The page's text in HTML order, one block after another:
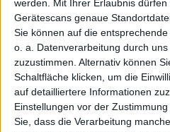
werden.
Mit Ihrer Erlaubnis
Gerätescans genaue
Sie können auf die
o. a. Datenverarbeitung durch
zuzustimmen. Alternativ können
Schaltfläche klicken, um die
auf detailliertere Informationen
Einstellungen vor der Zustimmung
Sie, dass die Verarbeitung
oft,